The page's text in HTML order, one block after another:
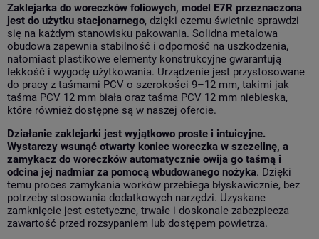
Zaklejarka do woreczków foliowych, model E7R przeznaczona
jest do użytku stacjonarnego, dzięki czemu świetnie sprawdzi
się na każdym stanowisku pakowania. Solidna metalowa
obudowa zapewnia stabilność i odporność na uszkodzenia,
natomiast plastikowe elementy konstrukcyjne gwarantują
lekkość i wygodę użytkowania. Urządzenie jest przystosowane
do pracy z taśmami PCV o szerokości 9–12 mm, takimi jak
taśma PCV 12 mm biała oraz taśma PCV 12 mm niebieska,
które również dostępne są w naszej ofercie.
Działanie zaklejarki jest wyjątkowo proste i intuicyjne.
Wystarczy wsunąć otwarty koniec woreczka w szczelinę, a
zamykacz do woreczków automatycznie owija go taśmą i
odcina jej nadmiar za pomocą wbudowanego nożyka. Dzięki
temu proces zamykania worków przebiega błyskawicznie, bez
potrzeby stosowania dodatkowych narzędzi. Uzyskane
zamknięcie jest estetyczne, trwałe i doskonale zabezpiecza
zawartość przed rozsypaniem lub dostępem powietrza.